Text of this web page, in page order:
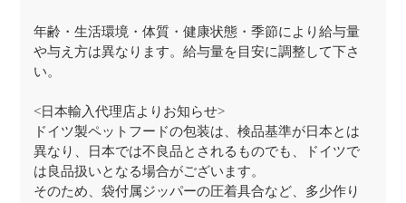
年齢・生活環境・体質・健康状態・季節により給与量
や与え方は異なります。給与量を目安に調整して下さ
い。
<日本輸入代理店よりお知らせ>
ドイツ製ペットフードの包装は、検品基準が日本とは
異なり、日本では不良品とされるものでも、ドイツで
は良品扱いとなる場合がございます。
そのため、袋付属ジッパーの圧着具合など、多少作り